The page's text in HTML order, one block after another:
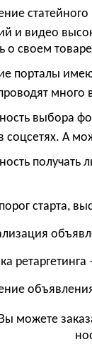
и видео
о своем
порталы
много
выбора
соцсетях. А
получать
старта,
Вы можете